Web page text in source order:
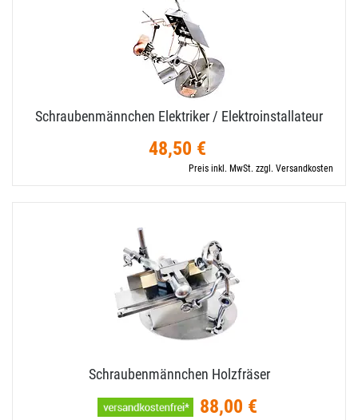
Schraubenmännchen Elektriker / Elektroinstallateur
48,50 €
Preis inkl. MwSt. zzgl. Versandkosten
Schraubenmännchen Holzfräser
88,00 €